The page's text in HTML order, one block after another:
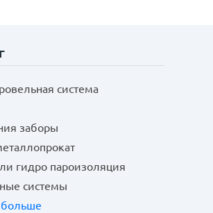
система
заборы
гидро пароизоляция
системы
больше